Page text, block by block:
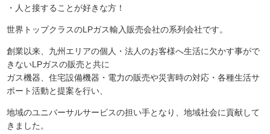
・人と接することが好きな方！
世界トップクラスのLPガス輸入販売会社の系列会社です。
創業以来、九州エリアの個人・法人のお客様へ生活に欠かす事がで
きないLPガスの販売と共に
ガス機器、住宅設備機器・電力の販売や災害時の対応・各種生活サ
ポート活動と提案を行い、
地域のユニバーサルサービスの担い手となり、地域社会に貢献して
きました。